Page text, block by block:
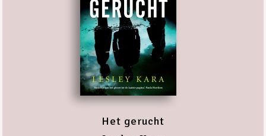
Het gerucht